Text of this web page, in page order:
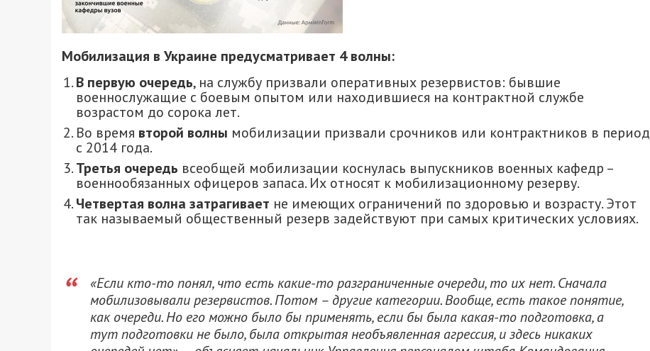
Мобилизация в Украине предусматривает 4 волны:
В первую очередь, на службу призвали оперативных резервистов: бывшие
военнослужащие с боевым опытом или находившиеся на контрактной службе
возрастом до сорока лет.
Во время второй волны мобилизации призвали срочников или контрактников в период
с 2014 года.
Третья очередь всеобщей мобилизации коснулась выпускников военных кафедр –
военнообязанных офицеров запаса. Их относят к мобилизационному резерву.
Четвертая волна затрагивает не имеющих ограничений по здоровью и возрасту. Этот
так называемый общественный резерв задействуют при самых критических условиях.
«Если кто-то понял, что есть какие-то разграниченные очереди, то их нет. Сначала
мобилизовывали резервистов. Потом – другие категории. Вообще, есть такое понятие,
как очереди. Но его можно было бы применять, если бы была какая-то подготовка, а
тут подготовки не было, была открытая необъявленная агрессия, и здесь никаких